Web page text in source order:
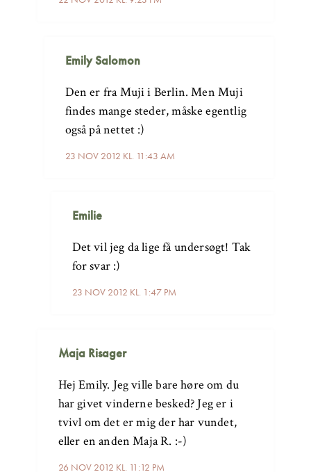
Emily Salomon
23 NOV 2012 KL. 11:43 AM
Den er fra Muji i Berlin. Men Muji
findes mange steder, måske egentlig
også på nettet :)
Emilie
23 NOV 2012 KL. 1:47 PM
Det vil jeg da lige få undersøgt! Tak
for svar :)
Maja Risager
26 NOV 2012 KL. 11:12 PM
Hej Emily. Jeg ville bare høre om du
har givet vinderne besked? Jeg er i
tvivl om det er mig der har vundet,
eller en anden Maja R. :-)